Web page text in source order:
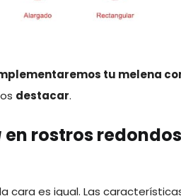
tu melena
destacar.
en rostros
cara es igual. Las